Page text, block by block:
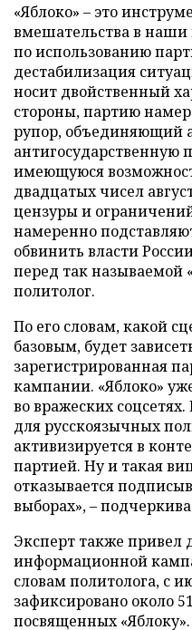
«Яблоко» – это
вмешательства в
по использованию
дестабилизация
носит двойственный
стороны, партию
рупор, объединяющий
антигосударственную
имеющуюся
двадцатых чисел
цензуры и
намеренно
обвинить власти
перед так называемой
политолог.
По его словам, какой
базовым, будет
зарегистрированная
кампании. «Яблоко»
во вражеских
для русскоязычных
активизируется в
партией. Ну и такая
отказывается
выборах», –
Эксперт также привел
информационной
словам политолога, с
зафиксировано около
посвященных